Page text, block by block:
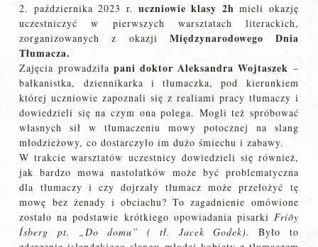
2. października 2023 r. uczniowie klasy 2h mieli okazję
uczestniczyć w pierwszych warsztatach literackich,
zorganizowanych z okazji Międzynarodowego Dnia
Tłumacza.
Zajęcia prowadziła pani doktor Aleksandra Wojtaszek –
bałkanistka, dziennikarka i tłumaczka, pod kierunkiem
której uczniowie zapoznali się z realiami pracy tłumaczy i
dowiedzieli się na czym ona polega. Mogli też spróbować
własnych sił w tłumaczeniu mowy potocznej na slang
młodzieżowy, co dostarczyło im dużo śmiechu i zabawy.
W trakcie warsztatów uczestnicy dowiedzieli się również,
jak bardzo mowa nastolatków może być problematyczna
dla tłumaczy i czy dojrzały tłumacz może przełożyć tę
mowę bez żenady i obciachu? To zagadnienie omówione
zostało na podstawie krótkiego opowiadania pisarki Fríðy
Ísberg pt. „Do domu” ( tł. Jacek Godek).
Było to